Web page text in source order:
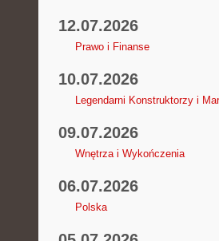
12.07.2026
Prawo i Finanse
10.07.2026
Legendarni Konstruktorzy i
09.07.2026
Wnętrza i Wykończenia
06.07.2026
Polska